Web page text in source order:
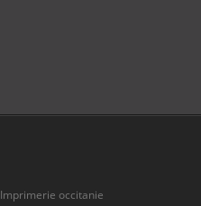
Imprimerie occitanie